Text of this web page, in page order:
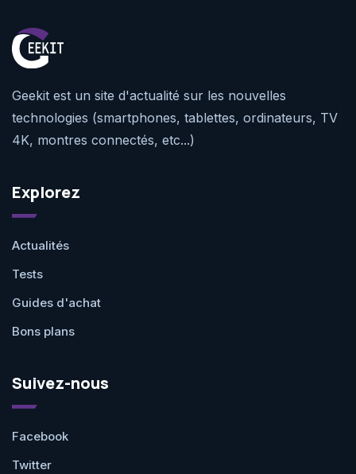
Geekit est un site d'actualité sur les nouvelles
technologies (smartphones, tablettes, ordinateurs, TV
4K, montres connectés, etc...)
Explorez
Actualités
Tests
Guides d'achat
Bons plans
Suivez-nous
Facebook
Twitter